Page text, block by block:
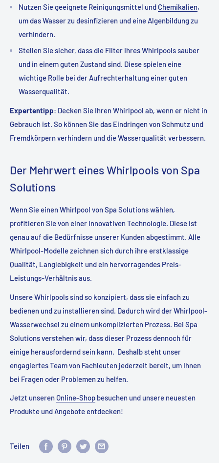
Nutzen Sie geeignete Reinigungsmittel und Chemikalien,
um das Wasser zu desinfizieren und eine Algenbildung zu
verhindern.
Stellen Sie sicher, dass die Filter Ihres Whirlpools sauber
und in einem guten Zustand sind. Diese spielen eine
wichtige Rolle bei der Aufrechterhaltung einer guten
Wasserqualität.
Expertentipp: Decken Sie Ihren Whirlpool ab, wenn er nicht in
Gebrauch ist. So können Sie das Eindringen von Schmutz und
Fremdkörpern verhindern und die Wasserqualität verbessern.
Der Mehrwert eines Whirlpools von Spa
Solutions
Wenn Sie einen Whirlpool von Spa Solutions wählen,
profitieren Sie von einer innovativen Technologie. Diese ist
genau auf die Bedürfnisse unserer Kunden abgestimmt. Alle
Whirlpool-Modelle zeichnen sich durch ihre erstklassige
Qualität, Langlebigkeit und ein hervorragendes Preis-
Leistungs-Verhältnis aus.
Unsere Whirlpools sind so konzipiert, dass sie einfach zu
bedienen und zu installieren sind. Dadurch wird der Whirlpool-
Wasserwechsel zu einem unkomplizierten Prozess. Bei Spa
Solutions verstehen wir, dass dieser Prozess dennoch für
einige herausfordernd sein kann. Deshalb steht unser
engagiertes Team von Fachleuten jederzeit bereit, um Ihnen
bei Fragen oder Problemen zu helfen.
Jetzt unseren Online-Shop besuchen und unsere neuesten
Produkte und Angebote entdecken!
Teilen